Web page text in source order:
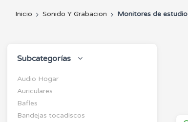
Inicio Sonido Y Grabacion Monitores de estudio
Subcategorías
Audio Hogar
Auriculares
Bafles
Bandejas tocadiscos